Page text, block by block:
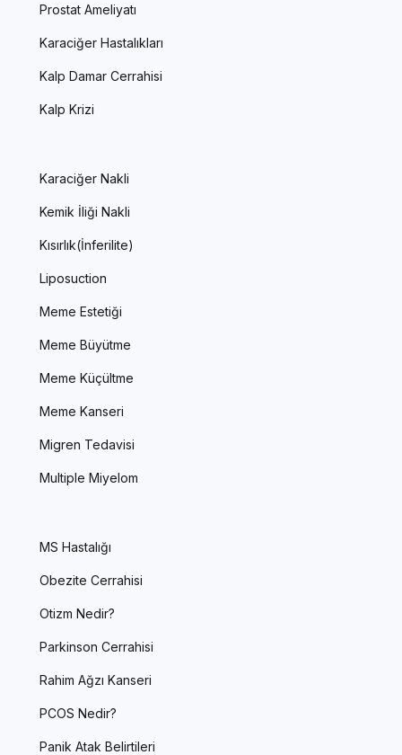
Prostat Ameliyatı
Karaciğer Hastalıkları
Kalp Damar Cerrahisi
Kalp Krizi
Karaciğer Nakli
Kemik İliği Nakli
Kısırlık(İnferilite)
Liposuction
Meme Estetiği
Meme Büyütme
Meme Küçültme
Meme Kanseri
Migren Tedavisi
Multiple Miyelom
MS Hastalığı
Obezite Cerrahisi
Otizm Nedir?
Parkinson Cerrahisi
Rahim Ağzı Kanseri
PCOS Nedir?
Panik Atak Belirtileri